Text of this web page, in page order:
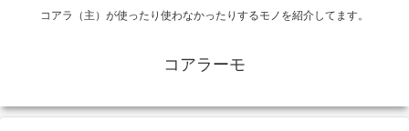
コアラ（主）が使ったり使わなかったりするモノを紹介してます。
コアラーモ